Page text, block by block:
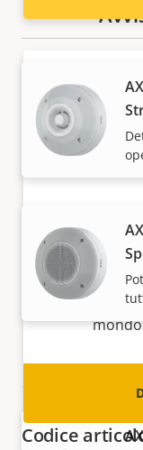
Sei un
Abbiamo
Codice